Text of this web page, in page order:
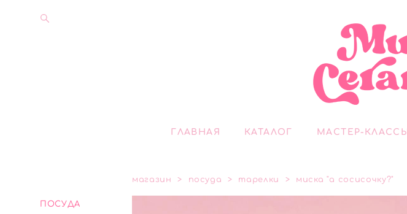
ГЛАВНАЯ КАТАЛОГ МАСТЕР-КЛАССЫ
ПОСУДА
магазин > посуда > тарелки > миска "а сосисочку?"